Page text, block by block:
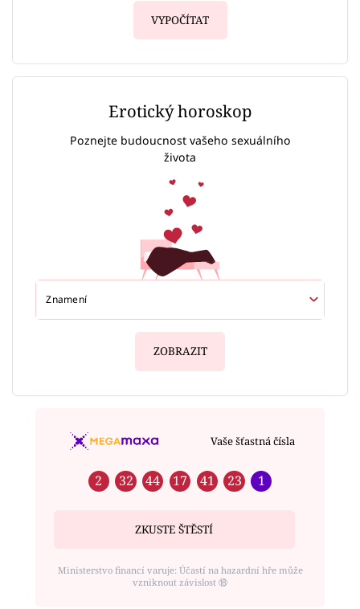
VYPOČÍTAT
Erotický horoskop
Poznejte budoucnost vašeho sexuálního
života
ZOBRAZIT
Vaše šťastná čísla
2 32 44 17 41 23 1
ZKUSTE ŠTĚSTÍ
Ministerstvo financí varuje: Účastí na hazardní hře může
vzniknout závislost ⑱